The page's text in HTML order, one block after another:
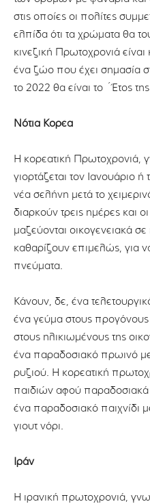
στις οποίες οι πολίτες
ελπίδα ότι τα χρώματα θα
κινεζική Πρωτοχρονιά
ένα ζώο που έχει σημασία
το 2022 θα είναι το ΄Έτος
Νότια Κορέα
Η κορεατική Πρωτοχρονιά,
γιορτάζεται τον Ιανουάριο
νέα σελήνη μετά το
διαρκούν τρεις ημέρες και
μαζεύονται οικογενειακά σε
καθαρίζουν επιμελώς, για
πνεύματα.
Κάνουν, δε, ένα
ένα γεύμα στους
στους ηλικιωμένους της
ένα παραδοσιακό πρωινό
ρυζιού. Η κορεατική
παιδιών αφού παραδοσιακά
ένα παραδοσιακό παιχνίδι
γιουτ νόρι.
Ιράν
Η ιρανική πρωτοχρονιά,